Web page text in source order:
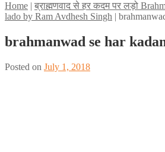
Home | ब्राह्मणवाद से हर कदम पर लड़ो
lado by Ram Avdhesh Singh |
brahmanwad se har
Posted on July 1, 2018